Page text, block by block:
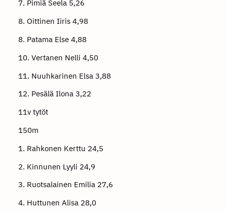
7. Pimiä Seela 5,26
8. Oittinen Iiris 4,98
8. Patama Else 4,88
10. Vertanen Nelli 4,50
11. Nuuhkarinen Elsa 3,88
12. Pesälä Ilona 3,22
11v tytöt
150m
1. Rahkonen Kerttu 24,5
2. Kinnunen Lyyli 24,9
3. Ruotsalainen Emilia 27,6
4. Huttunen Alisa 28,0